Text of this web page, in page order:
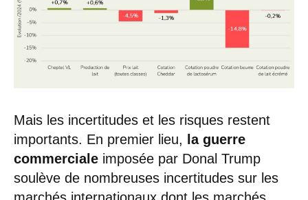
Mais les incertitudes et les risques restent
importants. En premier lieu, la guerre
commerciale imposée par Donal Trump
soulève de nombreuses incertitudes sur les
marchés internationaux dont les marchés